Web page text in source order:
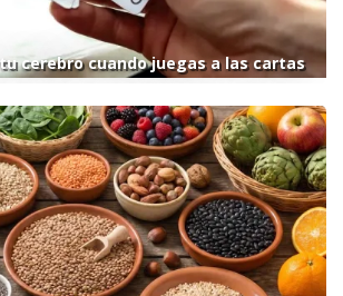
cerebro cuando juegas a las cartas